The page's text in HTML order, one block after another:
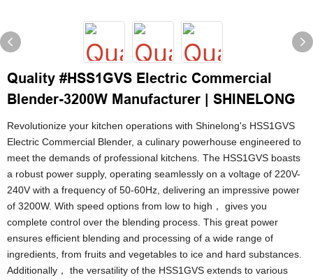
Quality #HSS1GVS Electric Commercial
Blender-3200W Manufacturer | SHINELONG
Revolutionize your kitchen operations with Shinelong's HSS1GVS
Electric Commercial Blender, a culinary powerhouse engineered to
meet the demands of professional kitchens. The HSS1GVS boasts
a robust power supply, operating seamlessly on a voltage of 220V-
240V with a frequency of 50-60Hz, delivering an impressive power
of 3200W. With speed options from low to high， gives you
complete control over the blending process. This great power
ensures efficient blending and processing of a wide range of
ingredients, from fruits and vegetables to ice and hard substances.
Additionally， the versatility of the HSS1GVS extends to various